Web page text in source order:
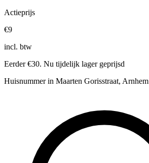
Actieprijs
€9
incl. btw
Eerder €30. Nu tijdelijk lager geprijsd
Huisnummer in Maarten Gorisstraat, Arnhem